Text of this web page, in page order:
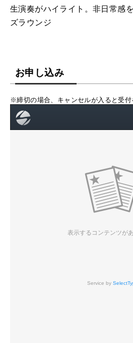
生演奏がハイライト。非日常感
ズラウンジ
お申し込み
※締切の場合、キャンセルが入ると受付